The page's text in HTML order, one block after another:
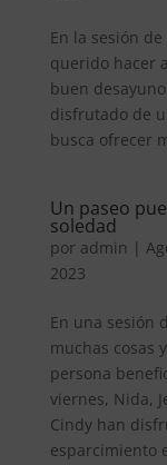
En la sesión
querido hacer
buen
disfrutado de
busca ofrecer
Un paseo
soledad
por admin |
2023
En una sesión
muchas cosas
persona
viernes, Nida,
Cindy han
esparcimiento